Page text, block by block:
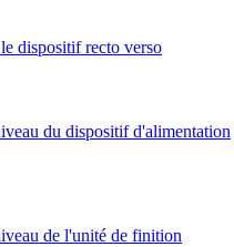
dispositif recto verso
du dispositif d'alimentation
de l'unité de finition